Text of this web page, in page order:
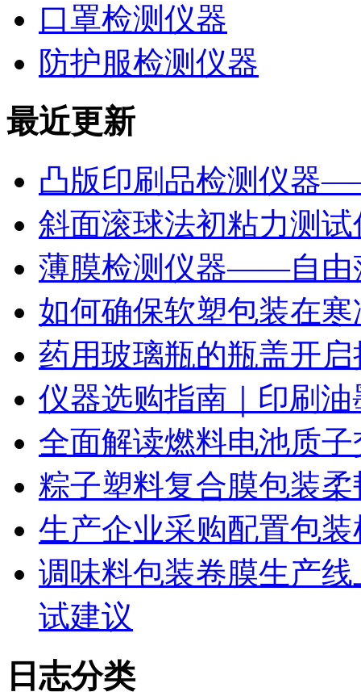
口罩检测仪器
防护服检测仪器
最近更新
凸版印刷品检测仪器
斜面滚球法初粘力测
薄膜检测仪器——自由
如何确保软塑包装在
药用玻璃瓶的瓶盖开
仪器选购指南｜印刷
全面解读燃料电池质
粽子塑料复合膜包装
生产企业采购配置包
调味料包装卷膜生产
试建议
日志分类